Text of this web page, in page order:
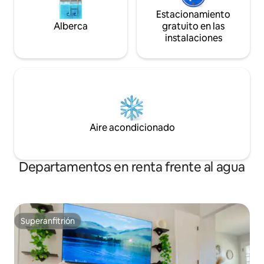
Alberca
Estacionamiento
gratuito en las
instalaciones
Aire acondicionado
Departamentos en renta frente al agua
Superanfitrión
Superanfitrión